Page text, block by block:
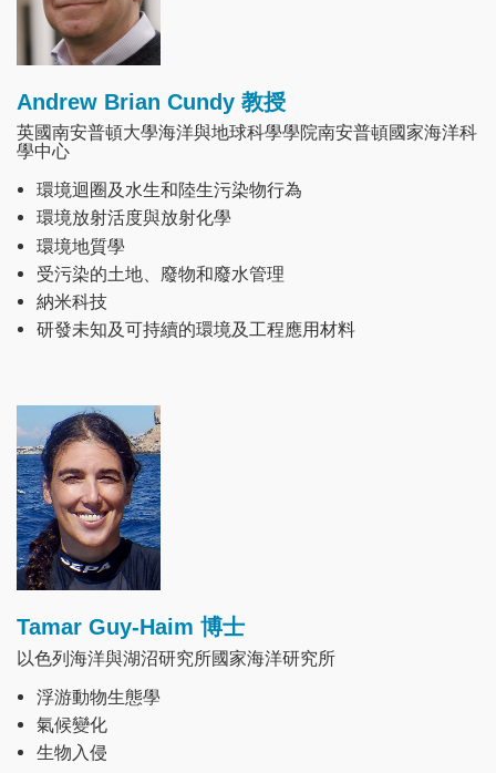
Andrew Brian Cundy 教授
英國南安普頓大學海洋與地球科學學院南安普頓國家海洋科
學中心
環境迴圈及水生和陸生污染物行為
環境放射活度與放射化學
環境地質學
受污染的土地、廢物和廢水管理
納米科技
研發未知及可持續的環境及工程應用材料
Image
Tamar Guy-Haim 博士
以色列海洋與湖沼研究所國家海洋研究所
浮游動物生態學
氣候變化
生物入侵